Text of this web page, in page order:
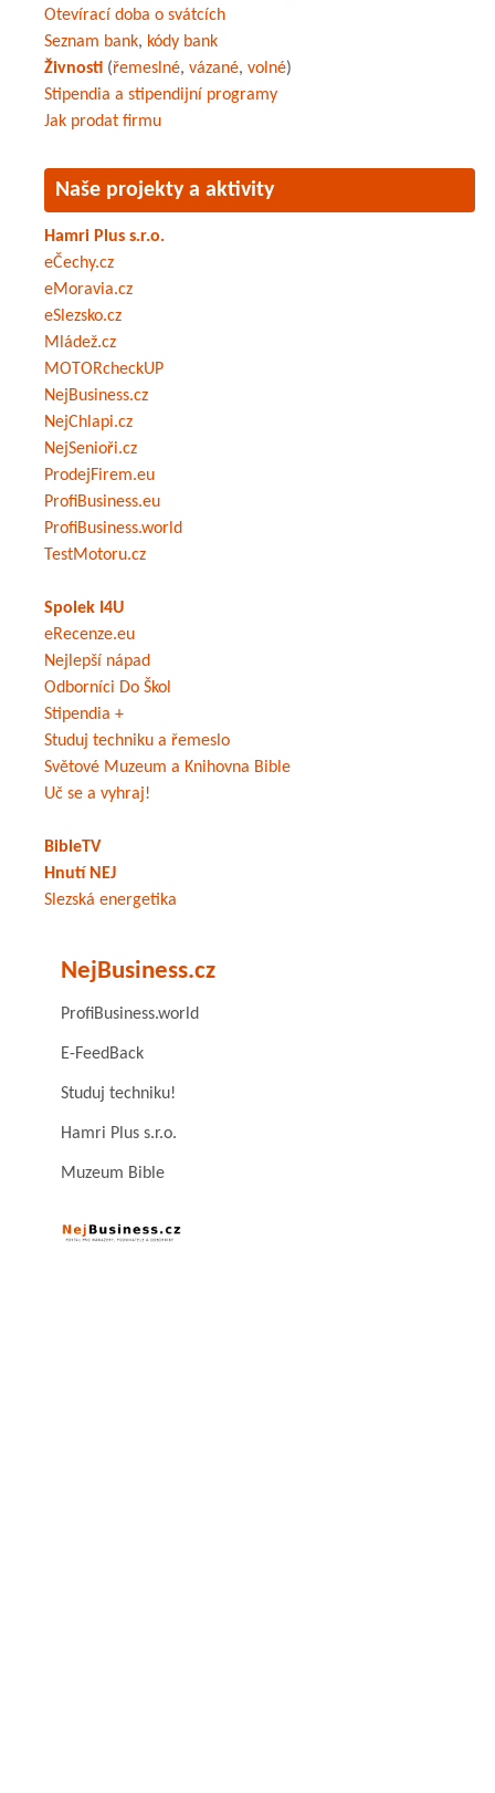
Otevírací doba o svátcích
Seznam bank, kódy bank
Živnosti (řemeslné, vázané, volné)
Stipendia a stipendijní programy
Jak prodat firmu
Naše projekty a aktivity
Hamri Plus s.r.o.
eČechy.cz
eMoravia.cz
eSlezsko.cz
Mládež.cz
MOTORcheckUP
NejBusiness.cz
NejChlapi.cz
NejSenioři.cz
ProdejFirem.eu
ProfiBusiness.eu
ProfiBusiness.world
TestMotoru.cz
Spolek I4U
eRecenze.eu
Nejlepší nápad
Odborníci Do Škol
Stipendia +
Studuj techniku a řemeslo
Světové Muzeum a Knihovna Bible
Uč se a vyhraj!
BibleTV
Hnutí NEJ
Slezská energetika
NejBusiness.cz
ProfiBusiness.world
E-FeedBack
Studuj techniku!
Hamri Plus s.r.o.
Muzeum Bible